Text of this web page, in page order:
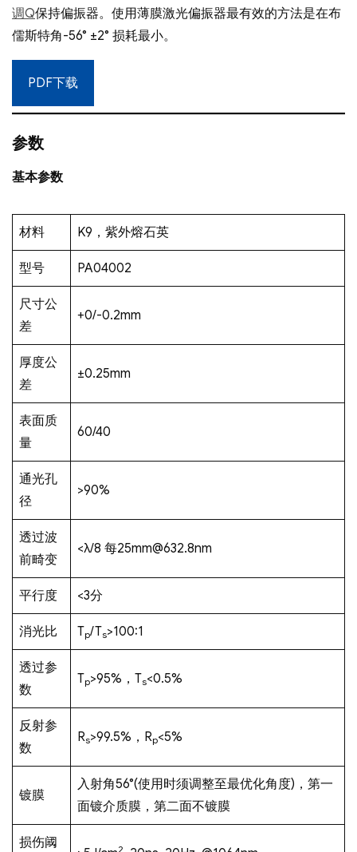
调Q保持偏振器。使用薄膜激光偏振器最有效的方法是在布
儒斯特角-56° ±2° 损耗最小。
PDF下载
参数
基本参数
材料 K9，紫外熔石英
型号 PA04002
尺寸公
差
+0/-0.2mm
厚度公
差
±0.25mm
表面质
量
60/40
通光孔
径
>90%
透过波
前畸变
<λ/8 每25mm@632.8nm
平行度 <3分
消光比 Tp/Ts>100:1
透过参
数
Tp>95%，Ts<0.5%
反射参
数
Rs>99.5%，Rp<5%
镀膜
入射角56°(使用时须调整至最优化角度)，第一
面镀介质膜，第二面不镀膜
损伤阈 2